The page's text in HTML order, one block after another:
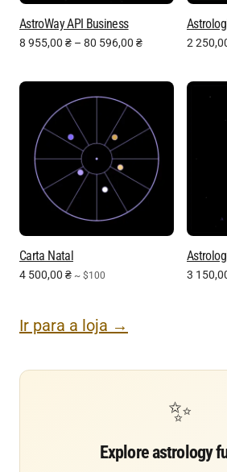
AstroWay API Business
8 955,00 ₴ – 80 596,00 ₴ 2
Carta Natal
4 500,00 ₴ ~ $100 3
Ir para a loja →
✨
Explore astrology